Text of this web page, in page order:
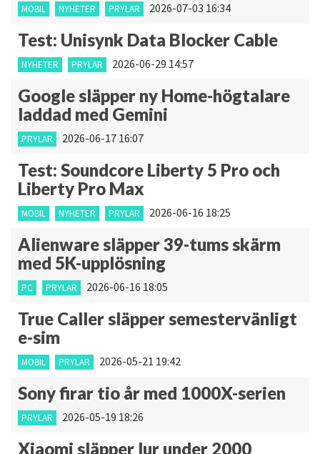
MOBIL NYHETER PRYLAR 2026-07-03 16:34
Test: Unisynk Data Blocker Cable
NYHETER PRYLAR 2026-06-29 14:57
Google släpper ny Home-högtalare
laddad med Gemini
PRYLAR 2026-06-17 16:07
Test: Soundcore Liberty 5 Pro och
Liberty Pro Max
MOBIL NYHETER PRYLAR 2026-06-16 18:25
Alienware släpper 39-tums skärm
med 5K-upplösning
PC PRYLAR 2026-06-16 18:05
True Caller släpper semestervänligt
e-sim
MOBIL PRYLAR 2026-05-21 19:42
Sony firar tio år med 1000X-serien
PRYLAR 2026-05-19 18:26
Xiaomi släpper lur under 2000